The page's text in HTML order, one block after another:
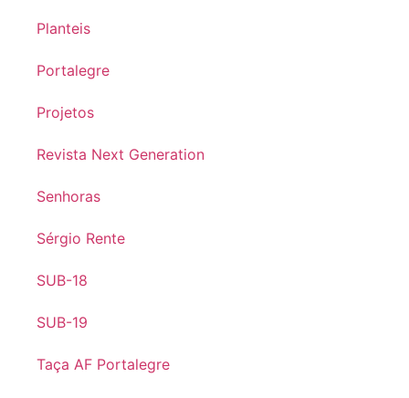
Planteis
Portalegre
Projetos
Revista Next Generation
Senhoras
Sérgio Rente
SUB-18
SUB-19
Taça AF Portalegre